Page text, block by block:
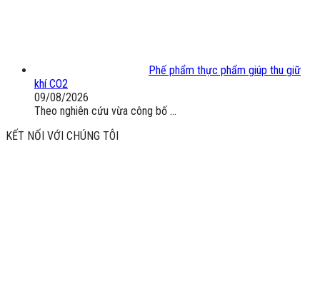
Phế phẩm thực phẩm giúp thu giữ
khí CO2
09/08/2026
Theo nghiên cứu vừa công bố ...
KẾT NỐI VỚI CHÚNG TÔI